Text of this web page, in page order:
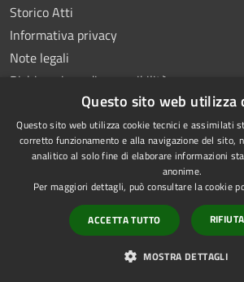
Storico Atti
Informativa privacy
Note legali
Dichiarazione di accessibilità
RSS
Accessibilità
Questo sito web utilizza
Questo sito web utilizza cookie tecnici e assimilati
corretto funzionamento e alla navigazione del sito,
analitico al solo fine di elaborare informazioni
anonime.
Per maggiori dettagli, può consultare la cookie
ACCETTA TUTTO
MOSTRA DETTAGLI